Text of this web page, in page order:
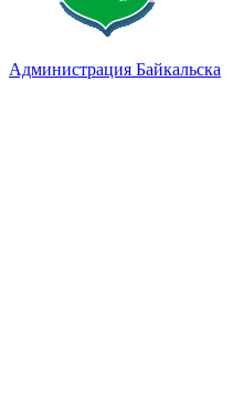
Администрация Байкальска